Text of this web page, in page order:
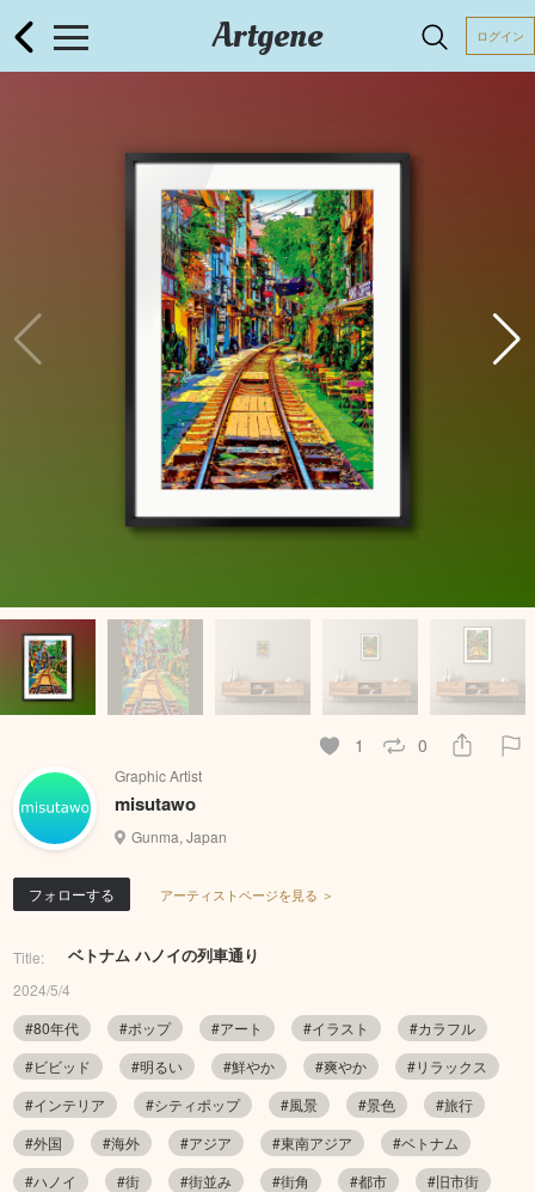
Artgene ログイン
1 0
Graphic Artist
misutawo
Gunma, Japan
フォローする アーティストページを見る ＞
Title: ベトナム ハノイの列車通り
2024/5/4
#80年代
#ポップ #アート #イラスト
#カラフル
#ビビッド
#明るい #鮮やか #爽やか
#リラックス
#インテリア
#シティポップ #風景 #景色
#旅行
#外国
#海外 #アジア #東南アジア
#ベトナム
#ハノイ
#街 #街並み #街角 #都市
#旧市街